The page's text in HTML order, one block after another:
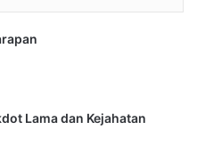
Lama dan Kejahatan